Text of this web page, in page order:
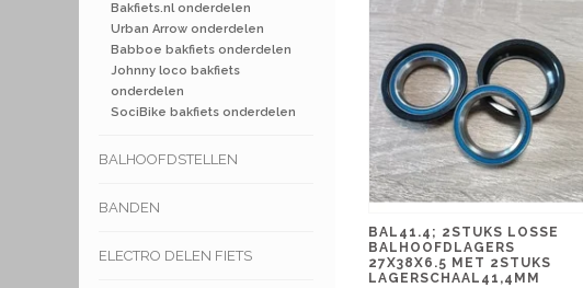
Bakfiets.nl onderdelen
Urban Arrow onderdelen
Babboe bakfiets onderdelen
Johnny loco bakfiets
onderdelen
SociBike bakfiets onderdelen
BALHOOFDSTELLEN
BANDEN
ELECTRO DELEN FIETS
BAL41.4; 2STUKS LOSSE
BALHOOFDLAGERS
27X38X6.5 MET 2STUKS
LAGERSCHAAL41,4MM